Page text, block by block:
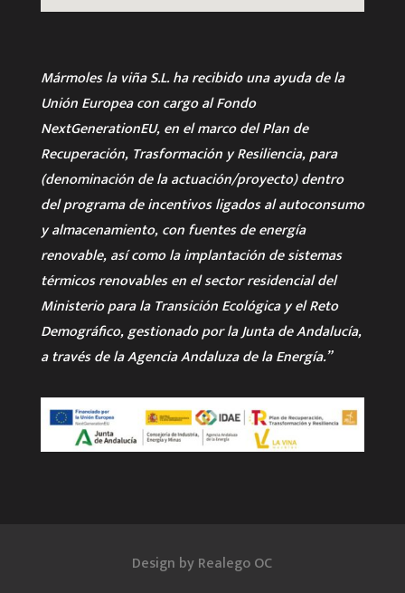
Mármoles la viña S.L. ha recibido una ayuda de la
Unión Europea con cargo al Fondo
NextGenerationEU, en el marco del Plan de
Recuperación, Trasformación y Resiliencia, para
(denominación de la actuación/proyecto) dentro
del programa de incentivos ligados al autoconsumo
y almacenamiento, con fuentes de energía
renovable, así como la implantación de sistemas
térmicos renovables en el sector residencial del
Ministerio para la Transición Ecológica y el Reto
Demográfico, gestionado por la Junta de Andalucía,
a través de la Agencia Andaluza de la Energía.”
Design by Realego OC